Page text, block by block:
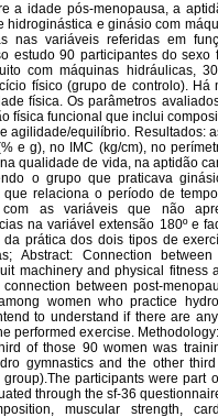
a idade pós-menopausa, a
hidroginástica e ginásio com
nas variáveis referidas em
estudo 90 participantes do
com máquinas hidráulicas,
físico (grupo de controlo).
física. Os parâmetros
física funcional que inclui
agilidade/equilíbrio. Resultados:
e g), no IMC (kg/cm), no
qualidade de vida, na aptidão
o grupo que praticava
relaciona o período de
as variáveis que não
na variável extensão 180º e
prática dos dois tipos de
Abstract: Connection
machinery and physical fitness
between post-
women who practice
to understand if there are
performed exercise.
of those 90 women was
gymnastics and the other
participants were part
through the sf-36
muscular strength,